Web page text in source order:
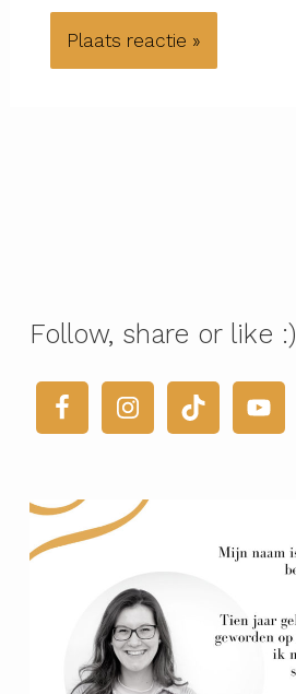
Follow, share or like :)